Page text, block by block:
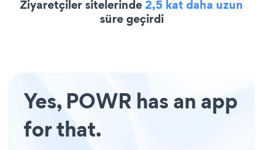
Ziyaretçiler sitelerinde2,5 kat daha uzun
süre geçirdi
Yes, POWR has an app
for that.